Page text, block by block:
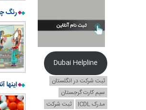
رنگ
Dubai Helpline
ثبت شرکت در انگلستان
سیم کارت گرجستان
مدرک ICDL
ثبت شرکت